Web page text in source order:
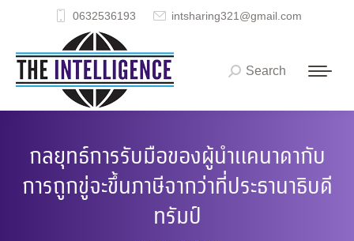
0632536193 intsharing321@gmail.com
Search:
Search
กลยุทธ์การรับมือของผู้นำแคนาดากับ
การถูกขู่จะขึ้นภาษีจากว่าที่ประธานาธิบดี
ทรัมป์